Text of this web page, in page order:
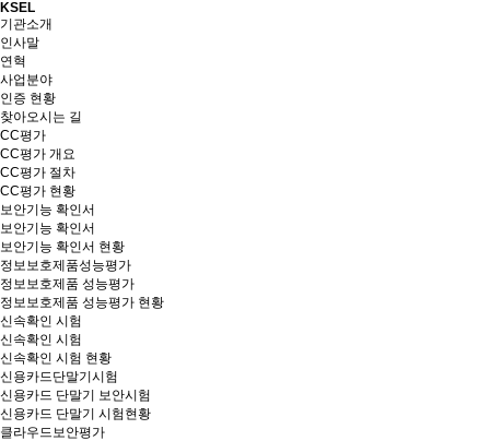
KSEL
기관소개
인사말
연혁
사업분야
인증 현황
찾아오시는 길
CC평가
CC평가 개요
CC평가 절차
CC평가 현황
보안기능 확인서
보안기능 확인서
보안기능 확인서 현황
정보보호제품성능평가
정보보호제품 성능평가
정보보호제품 성능평가 현황
신속확인 시험
신속확인 시험
신속확인 시험 현황
신용카드단말기시험
신용카드 단말기 보안시험
신용카드 단말기 시험현황
클라우드보안평가